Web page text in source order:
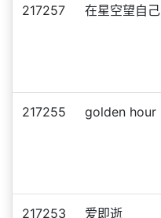
217257 在星空望自己
217255 golden hour
217253 爱即逝